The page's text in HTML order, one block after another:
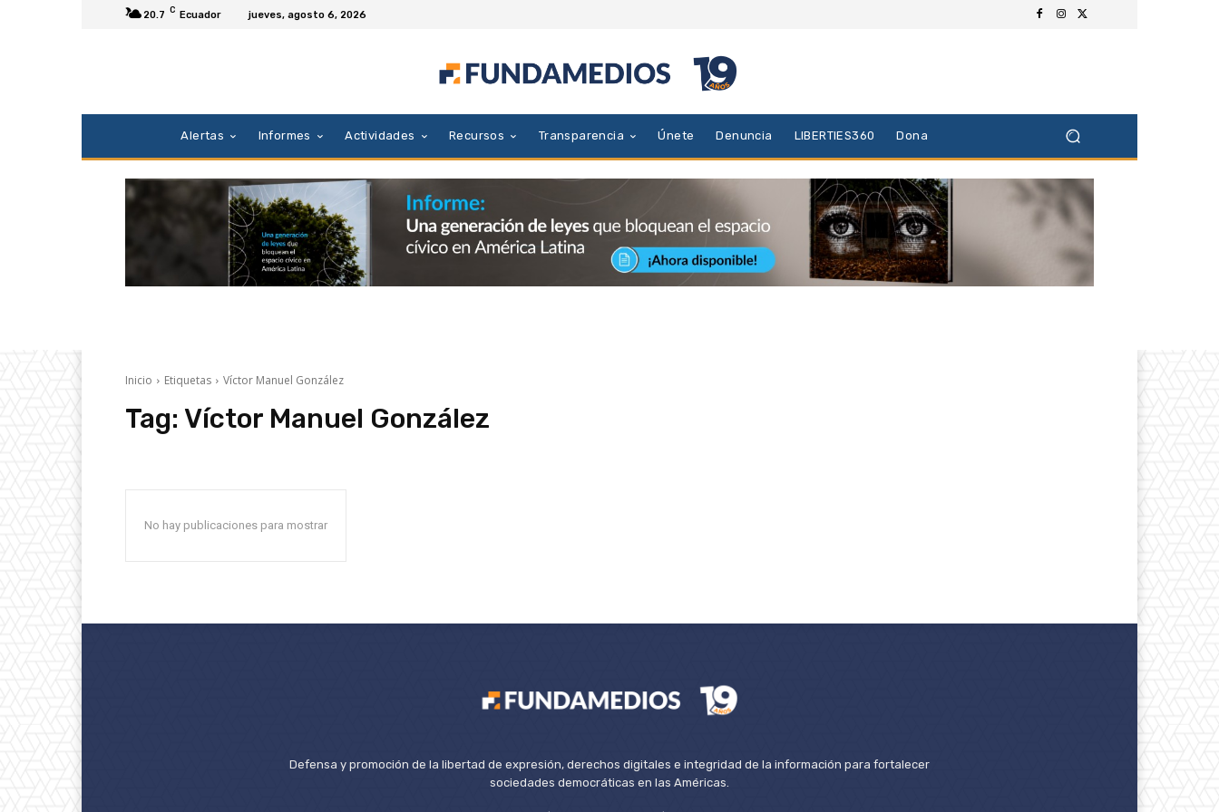
20.7 C Ecuador jueves, agosto 6, 2026
Alertas Informes Actividades Recursos Transparencia Únete Denuncia LIBERTIES360 Dona
Inicio Etiquetas Víctor Manuel González
Tag: Víctor Manuel González
No hay publicaciones para mostrar
Defensa y promoción de la libertad de expresión, derechos digitales e integridad de la información para fortalecer
sociedades democráticas en las Américas.